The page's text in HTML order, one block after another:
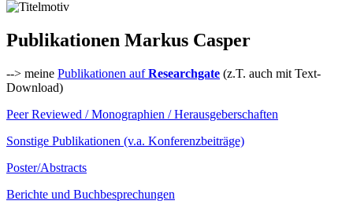
Publikationen Markus Casper
--> meine Publikationen aufResearchgate (z.T. auch mit Text-
Download)
Peer Reviewed / Monographien / Herausgeberschaften
Sonstige Publikationen (v.a. Konferenzbeiträge)
Poster/Abstracts
Berichte und Buchbesprechungen